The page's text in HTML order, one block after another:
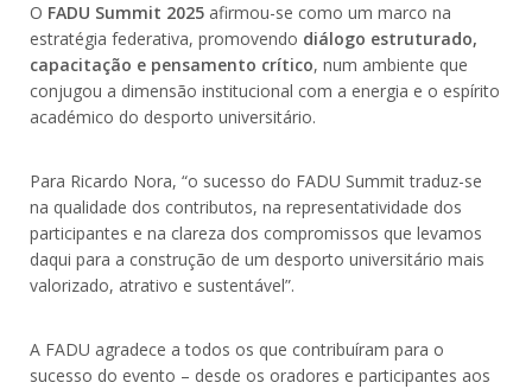
O FADU Summit 2025 afirmou-se como um marco na
estratégia federativa, promovendo diálogo estruturado,
capacitação e pensamento crítico, num ambiente que
conjugou a dimensão institucional com a energia e o espírito
académico do desporto universitário.
Para Ricardo Nora, “o sucesso do FADU Summit traduz-se
na qualidade dos contributos, na representatividade dos
participantes e na clareza dos compromissos que levamos
daqui para a construção de um desporto universitário mais
valorizado, atrativo e sustentável”.
A FADU agradece a todos os que contribuíram para o
sucesso do evento – desde os oradores e participantes aos